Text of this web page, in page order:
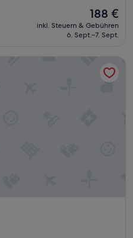
Der
Preis
beträgt
188 €
inkl. Steuern & Gebühren
6. Sept.–7. Sept.